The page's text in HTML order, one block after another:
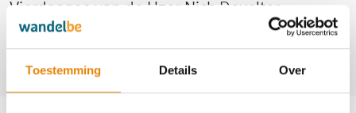
Toestemming Details Over
Vierdaagse van de IJzer Nick Develter
+32(0)2 442 38 13